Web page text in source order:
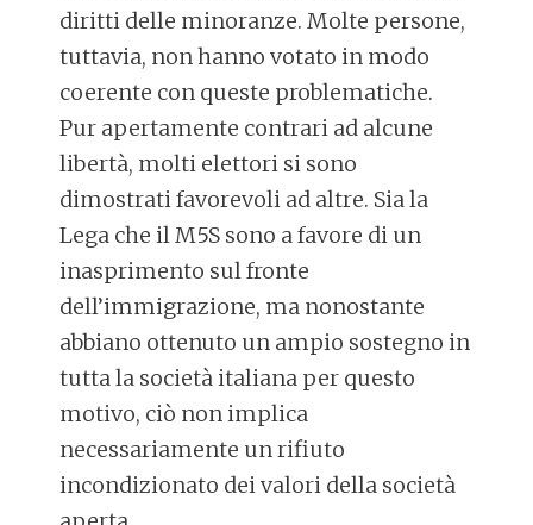
diritti delle minoranze. Molte persone,
tuttavia, non hanno votato in modo
coerente con queste problematiche.
Pur apertamente contrari ad alcune
libertà, molti elettori si sono
dimostrati favorevoli ad altre. Sia la
Lega che il M5S sono a favore di un
inasprimento sul fronte
dell’immigrazione, ma nonostante
abbiano ottenuto un ampio sostegno in
tutta la società italiana per questo
motivo, ciò non implica
necessariamente un rifiuto
incondizionato dei valori della società